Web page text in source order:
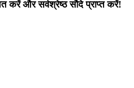
करें और सर्वश्रेष्ठ सौदे प्राप्त करें!